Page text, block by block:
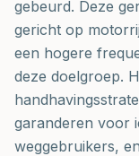
gebeurd. Deze
gericht op
een hogere
deze doelgroep.
garanderen voor
weggebruikers,